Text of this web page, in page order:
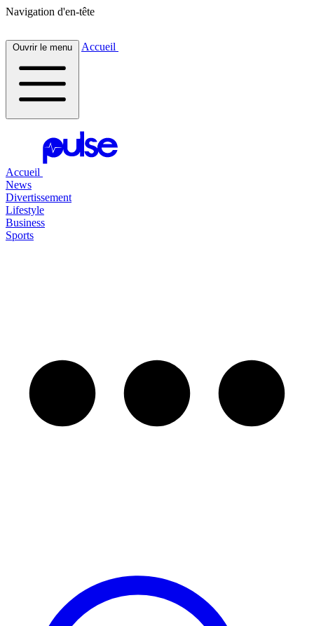
Navigation d'en-tête
Ouvrir le menu Accueil
Accueil
News
Divertissement
Lifestyle
Business
Sports